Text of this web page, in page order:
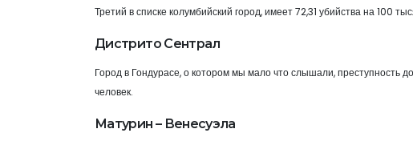
Третий в списке колумбийский город, имеет 72,31 убийства на 100
Дистрито Сентрал
Город в Гондурасе, о котором мы мало что слышали, преступность
человек.
Матурин – Венесуэла